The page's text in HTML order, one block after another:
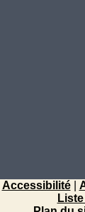
Accessibilité|